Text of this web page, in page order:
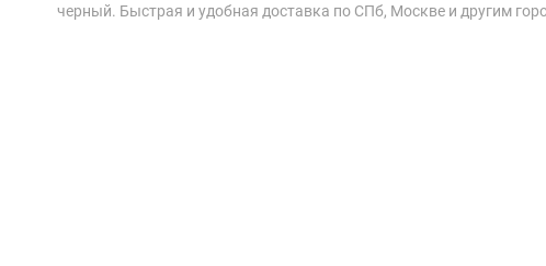
черный. Быстрая и удобная доставка по СПб, Москве и другим